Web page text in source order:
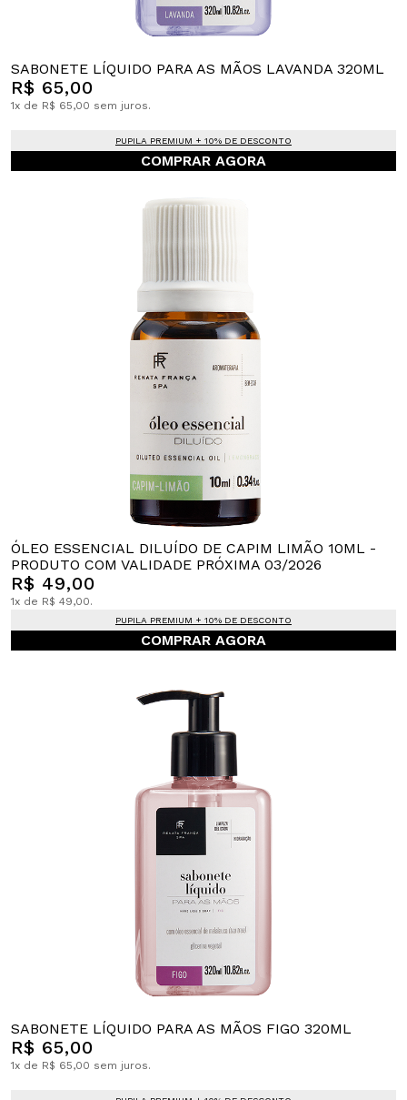
SABONETE LÍQUIDO PARA AS MÃOS LAVANDA 320ML
R$ 65,00
1x de R$ 65,00 sem juros.
PUPILA PREMIUM + 10% DE DESCONTO
COMPRAR AGORA
ÓLEO ESSENCIAL DILUÍDO DE CAPIM LIMÃO 10ML -
PRODUTO COM VALIDADE PRÓXIMA 03/2026
R$ 49,00
1x de R$ 49,00.
PUPILA PREMIUM + 10% DE DESCONTO
COMPRAR AGORA
SABONETE LÍQUIDO PARA AS MÃOS FIGO 320ML
R$ 65,00
1x de R$ 65,00 sem juros.